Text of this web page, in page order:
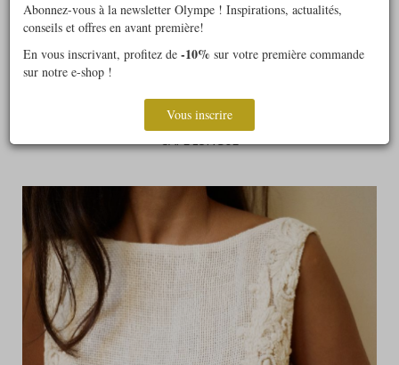
Abonnez-vous à la newsletter Olympe ! Inspirations, actualités,
conseils et offres en avant première!
En vous inscrivant, profitez de -10% sur votre première commande
sur notre e-shop !
Vous inscrire